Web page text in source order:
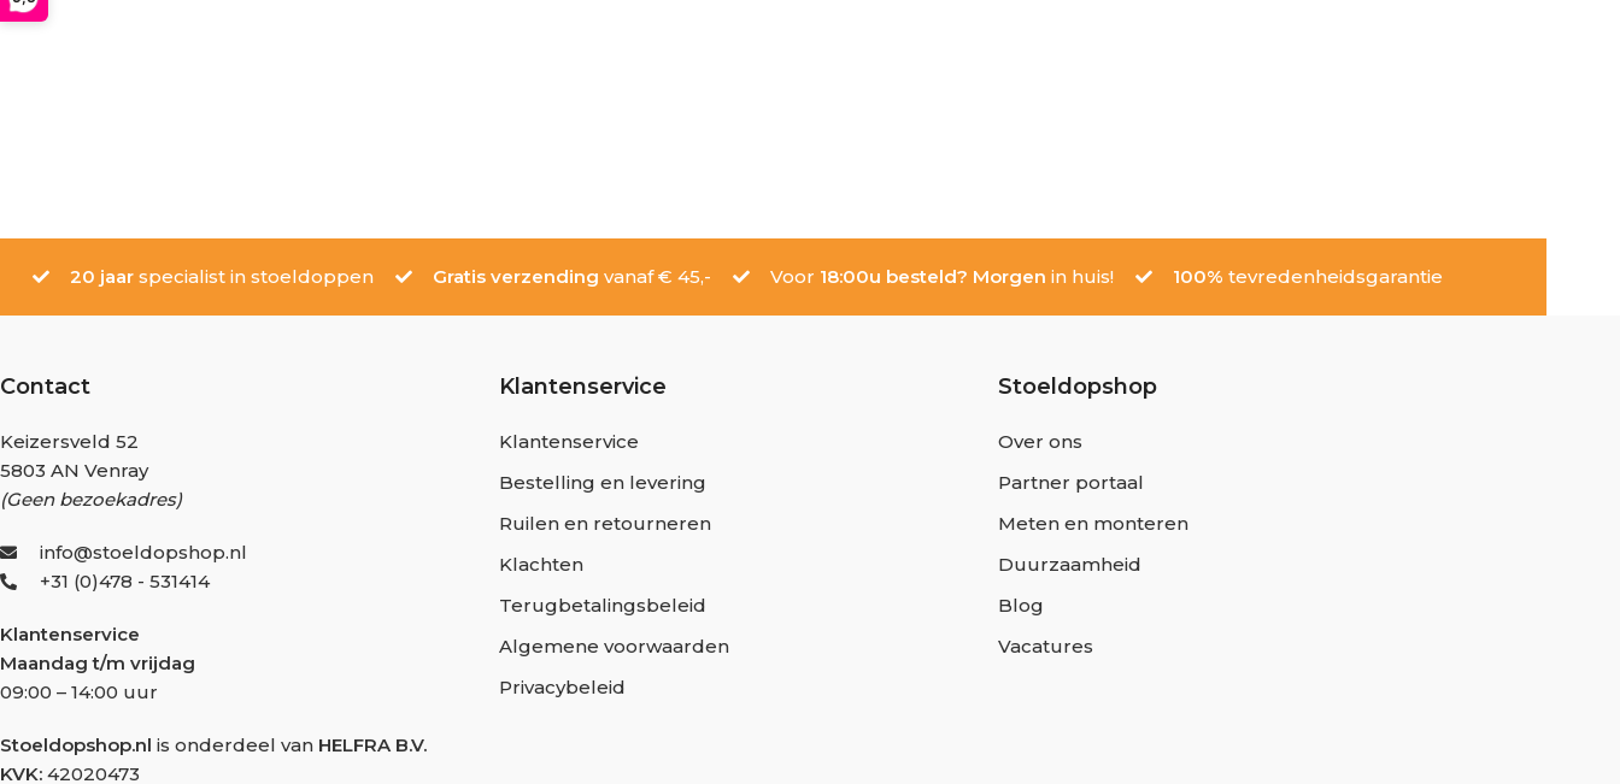
20 jaarspecialist in stoeldoppen Gratis verzending vanaf € 45,- Voor 18:00u besteld? Morgen in huis! 100% tevredenheidsgarantie
Contact
Keizersveld 52
5803 AN Venray
(Geen bezoekadres)
info@stoeldopshop.nl
+31 (0)478 - 531414
Klantenservice
Maandag t/m vrijdag
09:00 – 14:00 uur
Stoeldopshop.nl is onderdeel van HELFRA B.V.
KVK: 42020473
Klantenservice
Klantenservice
Bestelling en levering
Ruilen en retourneren
Klachten
Terugbetalingsbeleid
Algemene voorwaarden
Privacybeleid
Stoeldopshop
Over ons
Partner portaal
Meten en monteren
Duurzaamheid
Blog
Vacatures